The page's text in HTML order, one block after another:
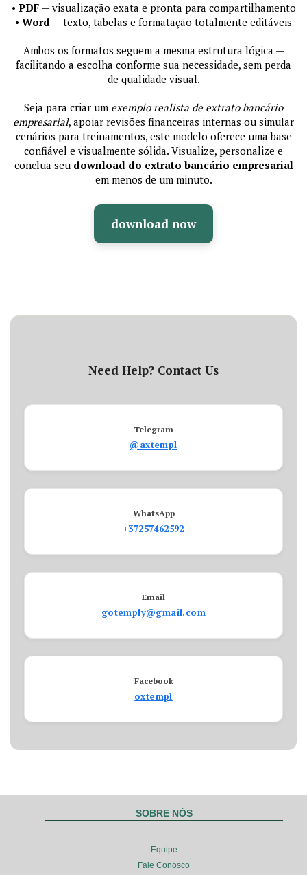
• PDF— visualização exata e pronta para compartilhamento
• Word — texto, tabelas e formatação totalmente editáveis
Ambos os formatos seguem a mesma estrutura lógica —
facilitando a escolha conforme sua necessidade, sem perda
de qualidade visual.
Seja para criar um exemplo realista de extrato bancário
empresarial, apoiar revisões financeiras internas ou simular
cenários para treinamentos, este modelo oferece uma base
confiável e visualmente sólida. Visualize, personalize e
conclua seu download do extrato bancário empresarial
em menos de um minuto.
download now
Need Help? Contact Us
Telegram
@axtempl
WhatsApp
+37257462592
Email
gotemply@gmail.com
Facebook
oxtempl
SOBRE NÓS
Equipe
Fale Conosco